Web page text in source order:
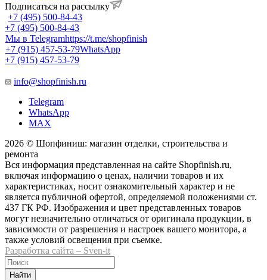
Подписаться на рассылку
+7 (495) 500-84-43
+7 (495) 500-84-43
Мы в Telegramhttps://t.me/shopfinish
+7 (915) 457-53-79WhatsApp
+7 (915) 457-53-79
info@shopfinish.ru
Telegram
WhatsApp
MAX
2026 © Шопфиниш: магазин отделки, строительства и
ремонта
Вся информация представленная на сайте Shopfinish.ru,
включая информацию о ценах, наличии товаров и их
характеристиках, носит ознакомительный характер и не
является публичной офертой, определяемой положениями ст.
437 ГК РФ. Изображения и цвет представленных товаров
могут незначительно отличаться от оригинала продукции, в
зависимости от разрешения и настроек вашего монитора, а
также условий освещения при съемке.
Разработка сайта – Sven-it
Найти